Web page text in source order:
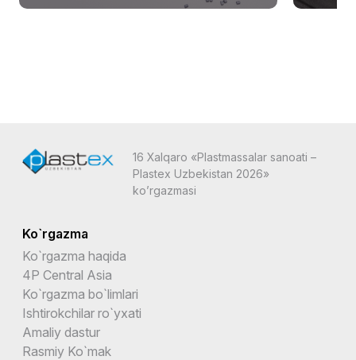
16 Xalqaro «Plastmassalar sanoati –
Plastex Uzbekistan 2026»
ko’rgazmasi
Ko`rgazma
Ko`rgazma haqida
4P Central Asia
Ko`rgazma bo`limlari
Ishtirokchilar ro`yxati
Amaliy dastur
Rasmiy Ko`mak